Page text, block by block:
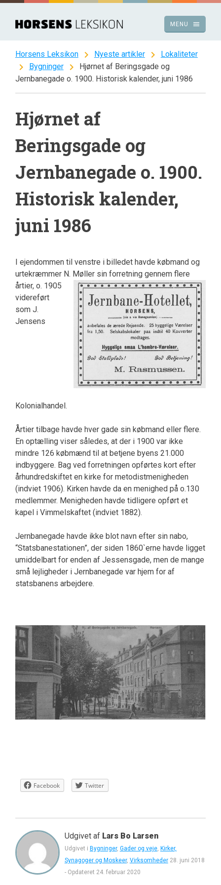
Spring
indhold
menu
MENU
Horsens Leksikon chevron_right Nyeste artikler chevron_right Lokaliteter
chevron_right Bygninger chevron_right
Hjørnet af Beringsgade og
Jernbanegade o. 1900. Historisk kalender, juni 1986
Hjørnet af
Beringsgade og
Jernbanegade o. 1900.
Historisk kalender,
juni 1986
I ejendommen til venstre i billedet havde købmand og
urtekræmmer N. Møller sin forretning gennem flere
årtier, o. 1905
videreført
som J.
Jensens
Kolonialhandel.
Årtier tilbage havde hver gade sin købmand eller flere.
En optælling viser således, at der i 1900 var ikke
mindre 126 købmænd til at betjene byens 21.000
indbyggere. Bag ved forretningen opførtes kort efter
århundredskiftet en kirke for metodistmenigheden
(indviet 1906). Kirken havde da en menighed på o.130
medlemmer. Menigheden havde tidligere opført et
kapel i Vimmelskaftet (indviet 1882).
Jernbanegade havde ikke blot navn efter sin nabo,
“Statsbanestationen”, der siden 1860`erne havde ligget
umiddelbart for enden af Jessensgade, men de mange
små lejligheder i Jernbanegade var hjem for af
statsbanens arbejdere.
Facebook Twitter
Udgivet af Lars Bo Larsen
Udgivet i Bygninger, Gader og veje, Kirker,
Synagoger og Moskeer, Virksomheder 28. juni 2018
- Opdateret 24. februar 2020